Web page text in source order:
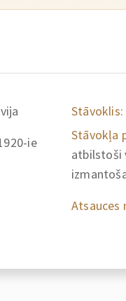
ie
Stāvoklis:
Stāvokļa
atbilstoši
Atsauces